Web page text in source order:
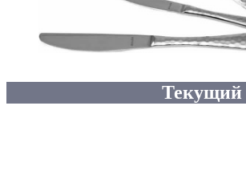
Текущий